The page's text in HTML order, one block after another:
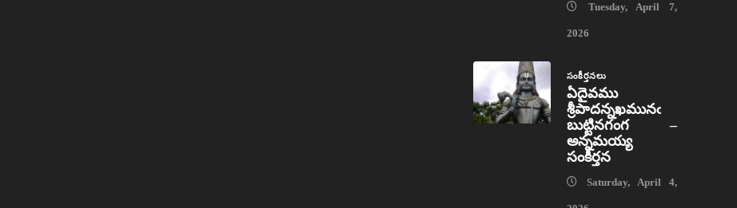
Tuesday, April 7,
2026
సంకీర్తనలు
ఏదైవము
శ్రీపాదన్నఖమునఁ
బుట్టినగంగ –
అన్నమయ్య
సంకీర్తన
Saturday, April 4,